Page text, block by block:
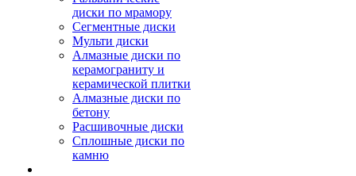
диски по мрамору
Сегментные диски
Мульти диски
Алмазные диски по
керамограниту и
керамической плитки
Алмазные диски по
бетону
Расшивочные диски
Сплошные диски по
камню